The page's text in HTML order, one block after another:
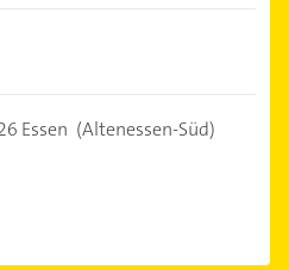
Essen (Altenessen-Süd)